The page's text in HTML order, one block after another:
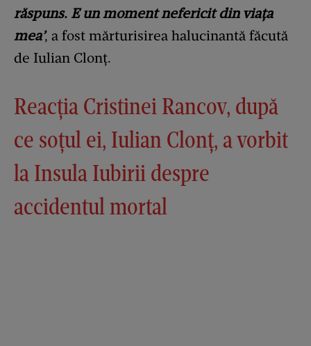
răspuns. E un moment nefericit din viața
mea’, a fost mărturisirea halucinantă făcută
de Iulian Clonț.
Reacția Cristinei Rancov, după
ce soțul ei, Iulian Clonț, a vorbit
la Insula Iubirii despre
accidentul mortal